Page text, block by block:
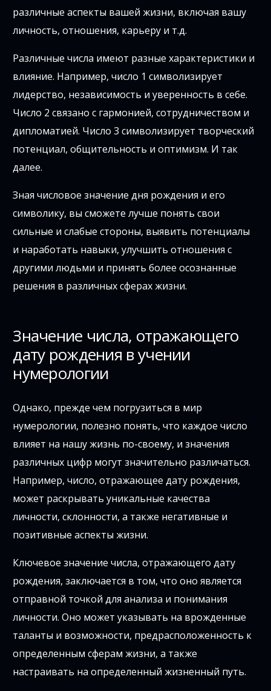
различные аспекты вашей жизни, включая вашу
личность, отношения, карьеру и т.д.
Различные числа имеют разные характеристики и
влияние. Например, число 1 символизирует
лидерство, независимость и уверенность в себе.
Число 2 связано с гармонией, сотрудничеством и
дипломатией. Число 3 символизирует творческий
потенциал, общительность и оптимизм. И так
далее.
Зная числовое значение дня рождения и его
символику, вы сможете лучше понять свои
сильные и слабые стороны, выявить потенциалы
и наработать навыки, улучшить отношения с
другими людьми и принять более осознанные
решения в различных сферах жизни.
Значение числа, отражающего
дату рождения в учении
нумерологии
Однако, прежде чем погрузиться в мир
нумерологии, полезно понять, что каждое число
влияет на нашу жизнь по-своему, и значения
различных цифр могут значительно различаться.
Например, число, отражающее дату рождения,
может раскрывать уникальные качества
личности, склонности, а также негативные и
позитивные аспекты жизни.
Ключевое значение числа, отражающего дату
рождения, заключается в том, что оно является
отправной точкой для анализа и понимания
личности. Оно может указывать на врожденные
таланты и возможности, предрасположенность к
определенным сферам жизни, а также
настраивать на определенный жизненный путь.